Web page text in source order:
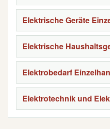
Elektrische Geräte
Elektrische
Elektrobedarf
Elektrotechnik und